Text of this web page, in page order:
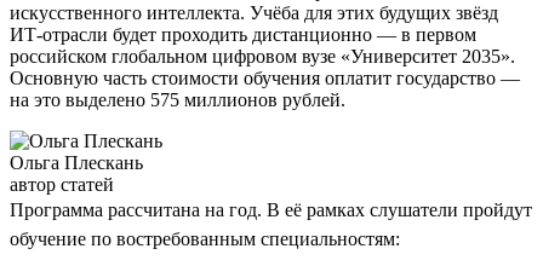
искусственного интеллекта. Учёба для этих будущих звёзд
ИТ-отрасли будет проходить дистанционно — в первом
российском глобальном цифровом вузе «Университет 2035».
Основную часть стоимости обучения оплатит государство —
на это выделено 575 миллионов рублей.
Ольга Плескань
автор статей
Программа рассчитана на год. В её рамках слушатели пройдут
обучение по востребованным специальностям: